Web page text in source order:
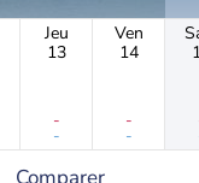
Jeu
13
-
-
Ven
14
-
-